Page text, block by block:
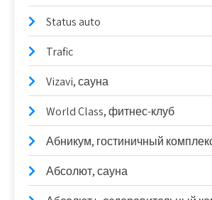
Status auto
Trafic
Vizavi, сауна
World Class, фитнес-клуб
Абникум, гостиничный
Абсолют, сауна